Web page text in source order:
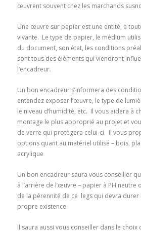
œuvrent souvent chez les marchands
Une œuvre sur papier est une entité, à
vivante. Le type de papier, le médium
du document, son état, les conditions
sont tous des éléments qui viendront
l’encadreur.
Un bon encadreur s’informera des
entendez exposer l’œuvre, le type de
le niveau d’humidité, etc. Il vous aidera à
montage le plus approprié au projet et
de verre qui protègera celui-ci. Il vous
options quant au matériel utilisé – bois,
acrylique
Un bon encadreur saura vous conseiller
à l’arrière de l’œuvre – papier à PH neutre
de la pérennité de ce legs qui devra
propre existence.
Il saura aussi vous conseiller dans le choix